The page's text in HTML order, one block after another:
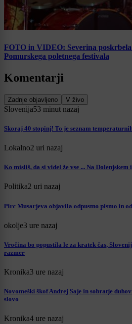
FOTO in VIDEO: Severina poskrbela
Pomurskega poletnega festivala
Komentarji
Zadnje objavljeno V živo
Slovenija53 minut nazaj
Skoraj 40 stopinj! To je seznam
Lokalno2 uri nazaj
Ko misliš, da si videl že vse ... Na
Politika2 uri nazaj
Pirc Musarjeva objavila odpustno pismo in
okolje3 ure nazaj
Vročina bo popustila le za kratek čas,
razmer
Kronika3 ure nazaj
Novomeški škof Andrej Saje in sobratje
slovo
Kronika4 ure nazaj